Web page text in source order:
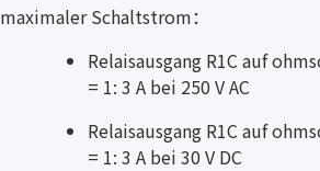
maximaler Schaltstrom：
Relaisausgang R1C auf
= 1: 3 A bei 250 V AC
Relaisausgang R1C auf
= 1: 3 A bei 30 V DC